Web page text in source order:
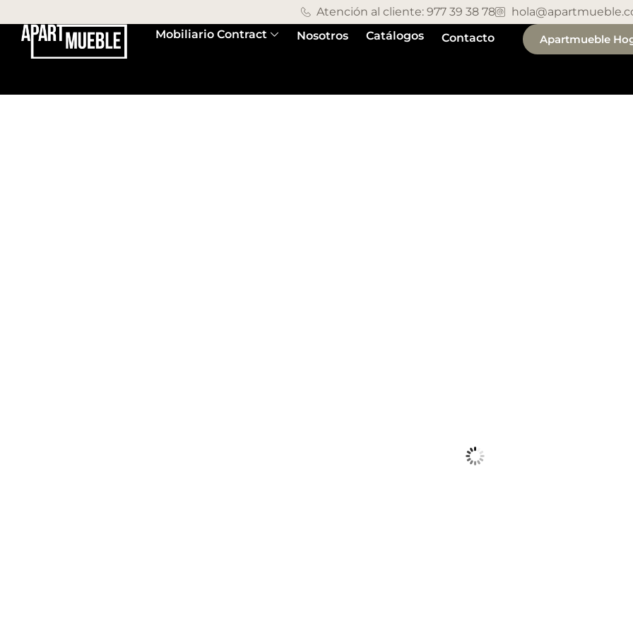
Atención al cliente: 977 39 38 78
Mobiliario Contract
Nosotros Catálogos Contacto Apartmueble